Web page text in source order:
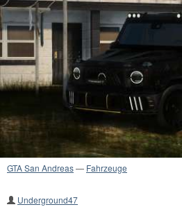
GTA San Andreas— Fahrzeuge
Underground47